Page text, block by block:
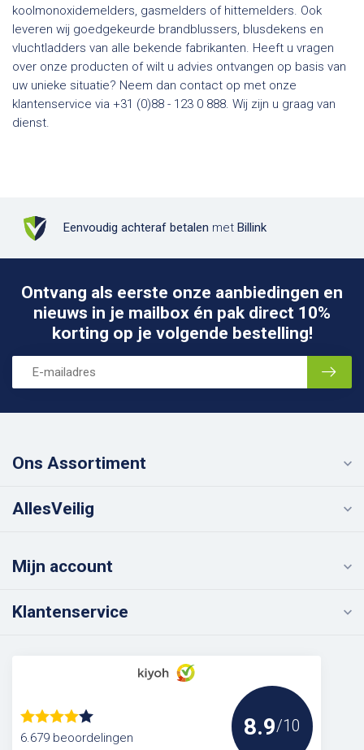
koolmonoxidemelders, gasmelders of hittemelders. Ook
leveren wij goedgekeurde brandblussers, blusdekens en
vluchtladders van alle bekende fabrikanten. Heeft u vragen
over onze producten of wilt u advies ontvangen op basis van
uw unieke situatie? Neem dan contact op met onze
klantenservice via +31 (0)88 - 123 0 888. Wij zijn u graag van
dienst.
Eenvoudig achteraf betalen met Billink
Ontvang als eerste onze aanbiedingen en
nieuws in je mailbox én pak direct 10%
korting op je volgende bestelling!
Ons Assortiment
AllesVeilig
Mijn account
Klantenservice
6.679 beoordelingen 8.9/10